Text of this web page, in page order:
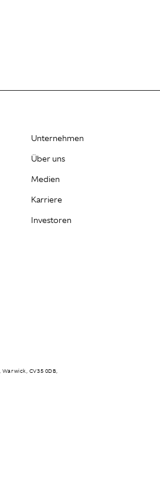
Unternehmen
Über uns
Medien
Karriere
Investoren
CV35 0DB,